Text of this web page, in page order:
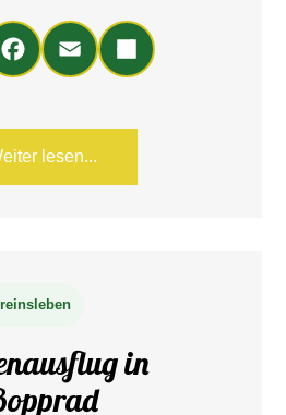
Em
ail
Teil
en
lesen...
in